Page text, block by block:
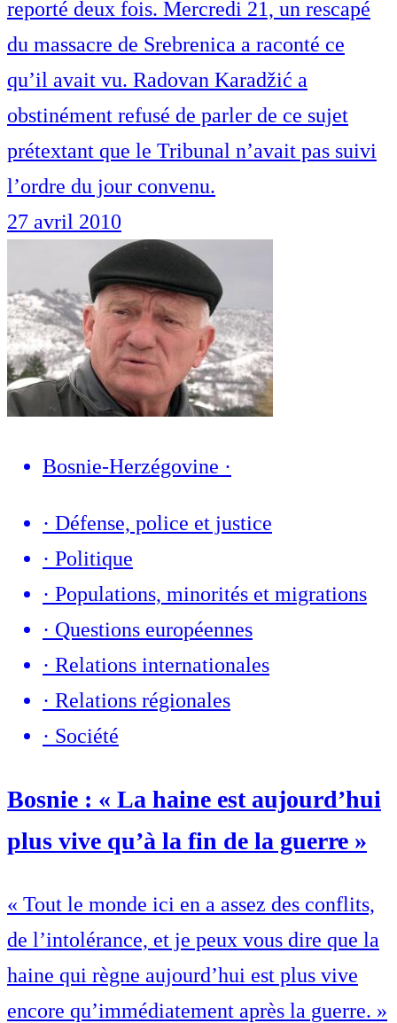
reporté deux fois. Mercredi 21, un rescapé
du massacre de Srebrenica a raconté ce
qu’il avait vu. Radovan Karadžić a
obstinément refusé de parler de ce sujet
prétextant que le Tribunal n’avait pas suivi
l’ordre du jour convenu.
27 avril 2010
Bosnie-Herzégovine ·
· Défense, police et justice
· Politique
· Populations, minorités et migrations
· Questions européennes
· Relations internationales
· Relations régionales
· Société
Bosnie : « La haine est aujourd’hui
plus vive qu’à la fin de la guerre »
« Tout le monde ici en a assez des conflits,
de l’intolérance, et je peux vous dire que la
haine qui règne aujourd’hui est plus vive
encore qu’immédiatement après la guerre. »